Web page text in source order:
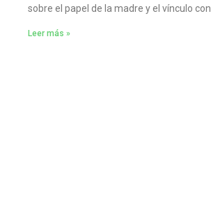
sobre el papel de la madre y el vínculo con
Leer más »